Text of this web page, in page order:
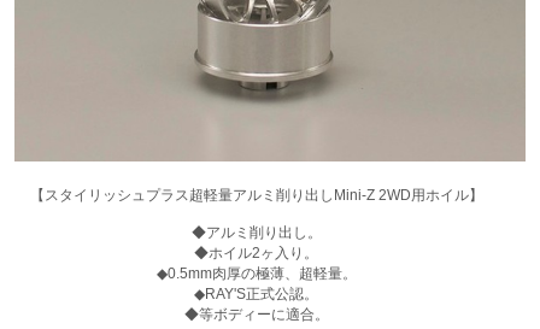
【スタイリッシュプラス超軽量アルミ削り出しMini-Z 2WD用ホイル】
◆アルミ削り出し。
◆ホイル2ヶ入り。
◆0.5mm肉厚の極薄、超軽量。
◆RAY'S正式公認。
◆等ボディーに適合。